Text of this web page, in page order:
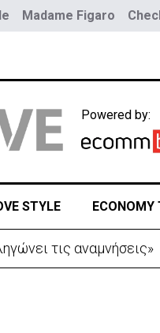
Madame Figaro
Powered by:
STYLE ECONOMY
τις αναμνήσεις»